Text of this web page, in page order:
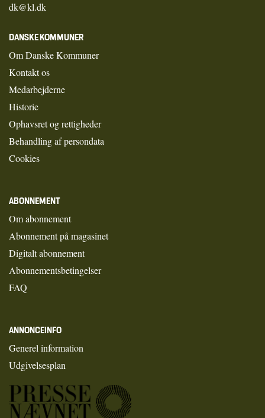
dk@kl.dk
DANSKE KOMMUNER
Om Danske Kommuner
Kontakt os
Medarbejderne
Historie
Ophavsret og rettigheder
Behandling af persondata
Cookies
ABONNEMENT
Om abonnement
Abonnement på magasinet
Digitalt abonnement
Abonnementsbetingelser
FAQ
ANNONCEINFO
Generel information
Udgivelsesplan